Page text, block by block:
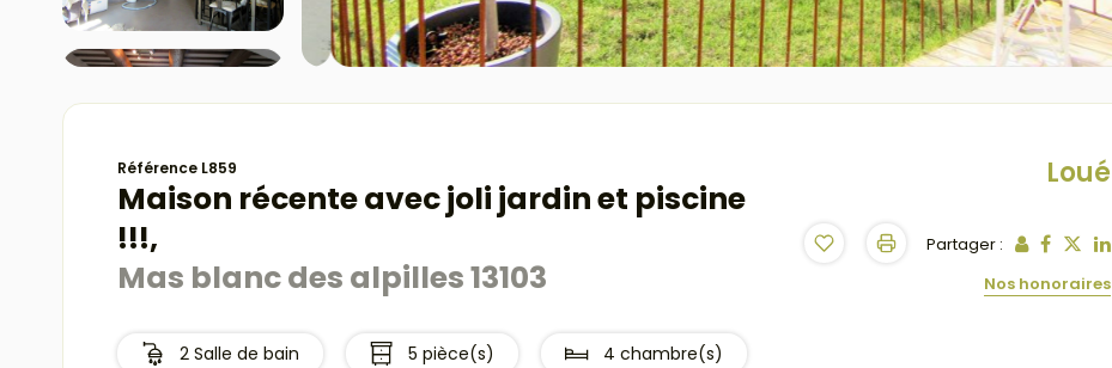
Référence L859
Maison récente avec joli jardin et piscine
!!!,
Mas blanc des alpilles 13103
2 Salle de bain 5 pièce(s) 4 chambre(s)
Loué
Partager :
Nos honoraires